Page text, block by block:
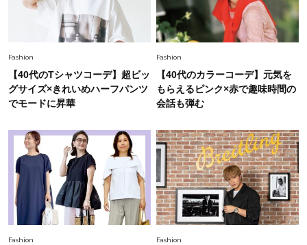
Fashion 2026.7.9
スタイリストが本気で推す！40代がほどよく華
やぐ【甘め黒アイテム】3選
Fashion
【40代のTシャツコーデ】超ビッ
グサイズ×きれいめハーフパンツ
でモードに昇華
Fashion
【40代のカラーコーデ】元気を
もらえるピンク×赤で趣味時間の
会話も弾む
Fashion Fashion